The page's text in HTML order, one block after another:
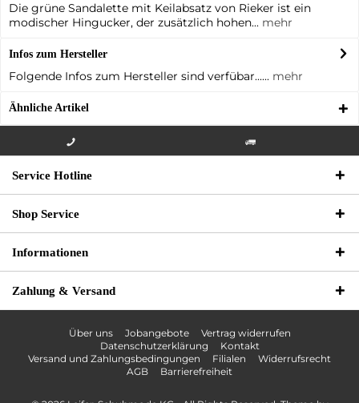
Die grüne Sandalette mit Keilabsatz von Rieker ist ein
modischer Hingucker, der zusätzlich hohen... mehr
Infos zum Hersteller
Folgende Infos zum Hersteller sind verfübar...... mehr
Ähnliche Artikel
000
Service Hotline
Shop Service
Informationen
Zahlung & Versand
Über uns Jobangebote
Vertrag widerrufen
Datenschutzerklärung
Kontakt
Versand und Zahlungsbedingungen
Filialen
Widerrufsrecht
AGB
Barrierefreiheit